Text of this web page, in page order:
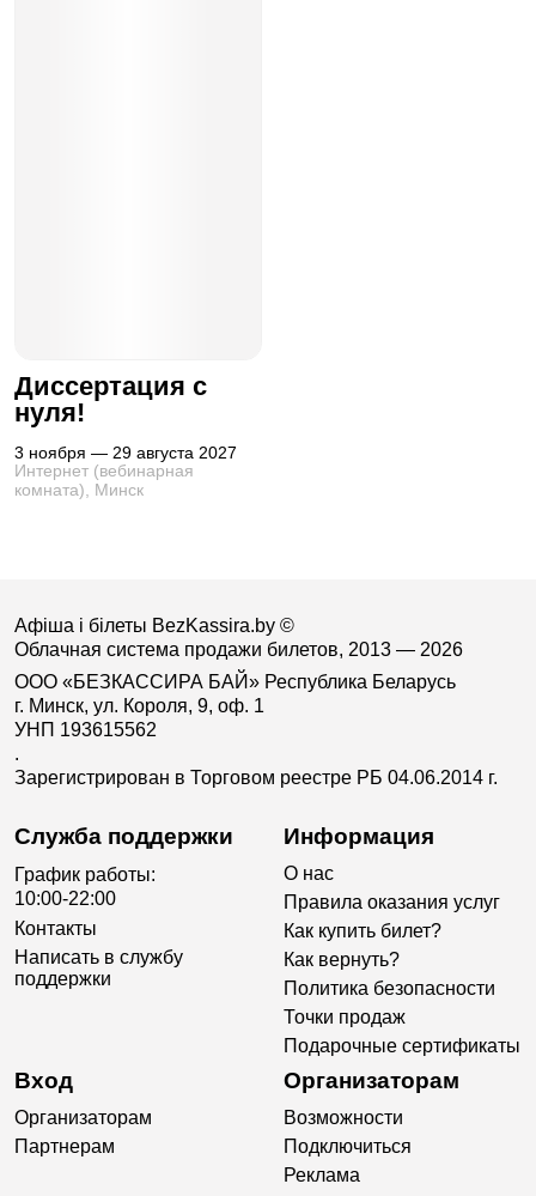
Диссертация с
нуля!
3 ноября — 29 августа 2027
Интернет (вебинарная
комната), Минск
Афіша і білеты BezKassira.by ©
Облачная система продажи билетов, 2013 — 2026
ООО «БЕЗКАССИРА БАЙ» Республика Беларусь
г. Минск, ул. Короля, 9, оф. 1
УНП 193615562
.
Зарегистрирован в Торговом реестре РБ 04.06.2014 г.
Служба поддержки
График работы:
10:00-22:00
Контакты
Написать в службу
поддержки
Информация
О нас
Правила оказания услуг
Как купить билет?
Как вернуть?
Политика безопасности
Точки продаж
Подарочные сертификаты
Вход
Организаторам
Партнерам
Организаторам
Возможности
Подключиться
Реклама